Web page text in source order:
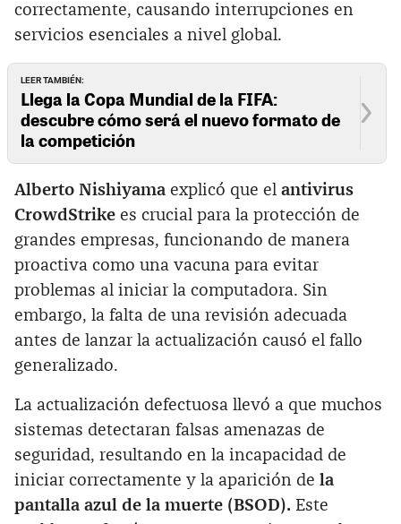
correctamente, causando interrupciones en
servicios esenciales a nivel global.
LEER TAMBIÉN:
Llega la Copa Mundial de la FIFA:
descubre cómo será el nuevo formato de
la competición
Alberto Nishiyama explicó que el antivirus
CrowdStrike es crucial para la protección de
grandes empresas, funcionando de manera
proactiva como una vacuna para evitar
problemas al iniciar la computadora. Sin
embargo, la falta de una revisión adecuada
antes de lanzar la actualización causó el fallo
generalizado.
La actualización defectuosa llevó a que muchos
sistemas detectaran falsas amenazas de
seguridad, resultando en la incapacidad de
iniciar correctamente y la aparición de la
pantalla azul de la muerte (BSOD). Este